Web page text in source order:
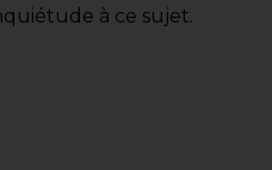
à ce sujet.